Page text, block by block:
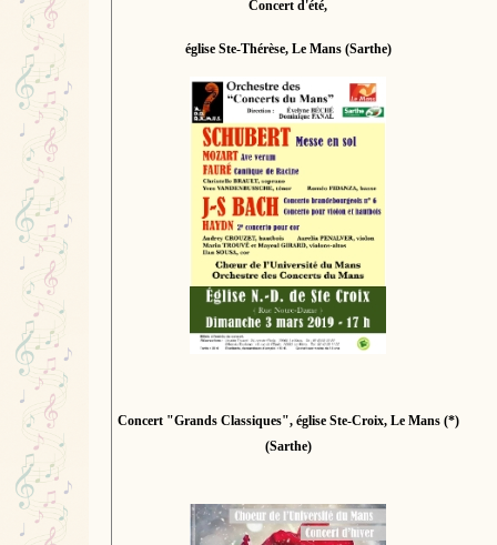
Concert d'été,
église Ste-Thérèse, Le Mans (Sarthe)
Concert "Grands Classiques", église Ste-Croix, Le Mans (*)
(Sarthe)